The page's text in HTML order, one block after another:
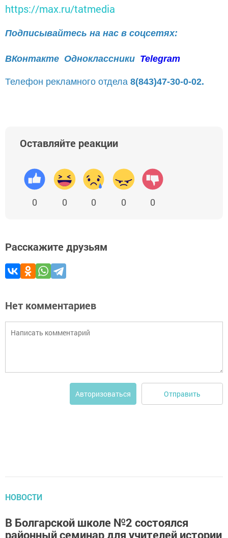
https://max.ru/tatmedia
Подписывайтесь на нас в соцсетях:
ВКонтакте Одноклассники Telegram
Телефон рекламного отдела 8(843)47-30-0-02.
Оставляйте реакции
0 0 0 0 0
Расскажите друзьям
Нет комментариев
Авторизоваться Отправить
НОВОСТИ
В Болгарской школе №2 состоялся
районный семинар для учителей истории